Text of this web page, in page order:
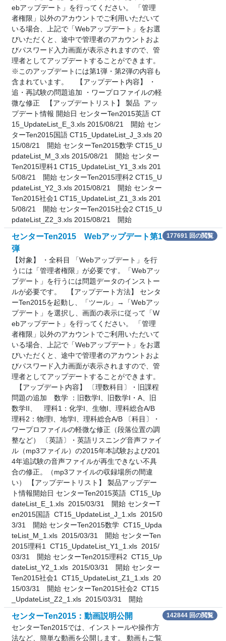
ebアップデート」を行ってください。 「管理
者権限」以外のアカウントでご利用いただいて
いる場合、上記で「Webアップデート」をお選
びいただくと、途中で管理者のアカウントおよ
びパスワード入力画面が表示されますので、管
理者としてアップデートすることができます。
※このアップデートには第1弾・第2弾の内容も
含まれています。 【アップデート内容】 ・
追・再試験の問題追加 ・ワープロファイルの軽
微な修正 【アップデートリスト】 製品 アッ
プデート情報 開始日 センターTen2015英語 CT
15_UpdateList_E_3.xls 2015/08/21 開始 セン
ターTen2015国語 CT15_UpdateList_J_3.xls 20
15/08/21 開始 センターTen2015数学 CT15_U
pdateList_M_3.xls 2015/08/21 開始 センター
Ten2015理科1 CT15_UpdateList_Y1_3.xls 201
5/08/21 開始 センターTen2015理科2 CT15_U
pdateList_Y2_3.xls 2015/08/21 開始 センター
Ten2015社会1 CT15_UpdateList_Z1_3.xls 201
5/08/21 開始 センターTen2015社会2 CT15_U
pdateList_Z2_3.xls 2015/08/21 開始
センターTen2015 Webアップデート第1
弾
【対象】 ・全科目 「Webアップデート」を行
うには「管理者権限」が必要です。「Webアッ
プデート」を行うには問題データのインストー
ルが必要です。 【アップデート方法】 センタ
ーTen2015を起動し、「ツール」→「Webアッ
プデート」を選択し、画面の表示に従って「W
ebアップデート」を行ってください。 「管理
者権限」以外のアカウントでご利用いただいて
いる場合、上記で「Webアップデート」をお選
びいただくと、途中で管理者のアカウントおよ
びパスワード入力画面が表示されますので、管
理者としてアップデートすることができます。
【アップデート内容】 〔理数科目〕・旧課程
問題の追加 数学 ：旧数学I、旧数学I・A、旧
数学II、 理科1：化学I、生物I、理科総合A/B
理科2：物理I、地学I、理科総合A/B 〔科目〕・
ワープロファイルの軽微な修正（段落位置の調
整など） 〔英語〕・英語リスニング音声ファイ
ル（mp3ファイル）の2015年本試験および201
4年追試験の音声ファイルが再生できない不具
合の修正。（mp3ファイルの収録場所の間違
い） 【アップデートリスト】 製品アップデー
ト情報開始日 センターTen2015英語 CT15_Up
dateList_E_1.xls 2015/03/31 開始 センターT
en2015国語 CT15_UpdateList_J_1.xls 2015/0
3/31 開始 センターTen2015数学 CT15_Upda
teList_M_1.xls 2015/03/31 開始 センターTen
2015理科1 CT15_UpdateList_Y1_1.xls 2015/
03/31 開始 センターTen2015理科2 CT15_Up
dateList_Y2_1.xls 2015/03/31 開始 センター
Ten2015社会1 CT15_UpdateList_Z1_1.xls 20
15/03/31 開始 センターTen2015社会2 CT15
_UpdateList_Z2_1.xls 2015/03/31 開始
177691 回の閲覧
センターTen2015：動画説明公開
センターTen2015では、インストールや操作方
法など、簡単な動画を公開します。 動画もご覧
142844 回の閲覧